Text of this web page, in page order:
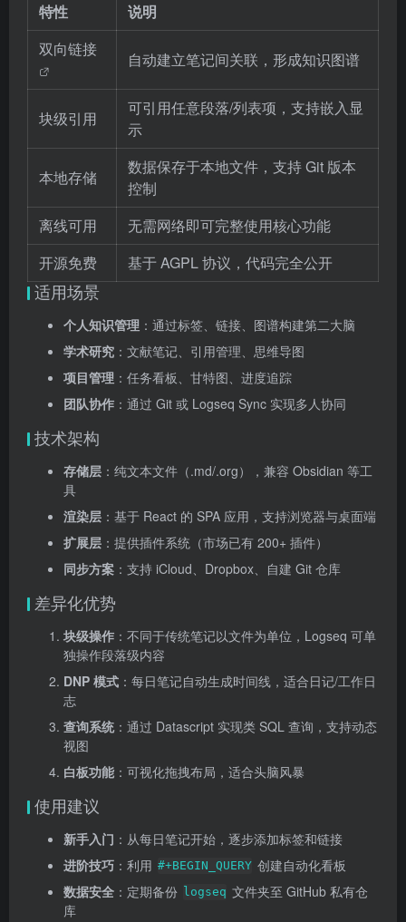
特性
说明
双向链接
自动建立笔记间关联，形成知识图谱
块级引用
可引用任意段落/列表项，支持嵌入显
示
本地存储
数据保存于本地文件，支持 Git 版本
控制
离线可用
无需网络即可完整使用核心功能
开源免费
基于 AGPL 协议，代码完全公开
适用场景
个人知识管理 ：通过标签、链接、图谱构建第二大脑
学术研究 ：文献笔记、引用管理、思维导图
项目管理 ：任务看板、甘特图、进度追踪
团队协作 ：通过 Git 或 Logseq Sync 实现多人协同
技术架构
存储层 ：纯文本文件（.md/.org），兼容 Obsidian 等工
具
渲染层 ：基于 React 的 SPA 应用，支持浏览器与桌面端
扩展层 ：提供插件系统（市场已有 200+ 插件）
同步方案 ：支持 iCloud、Dropbox、自建 Git 仓库
差异化优势
块级操作 ：不同于传统笔记以文件为单位，Logseq 可单
独操作段落级内容
DNP 模式 ：每日笔记自动生成时间线，适合日记/工作日
志
查询系统：通过 Datascript 实现类 SQL 查询，支持动态
视图
白板功能：可视化拖拽布局，适合头脑风暴
使用建议
新手入门 ：从每日笔记开始，逐步添加标签和链接
进阶技巧 ：利用 #+BEGIN_QUERY 创建自动化看板
数据安全 ：定期备份 logseq 文件夹至 GitHub 私有仓
库